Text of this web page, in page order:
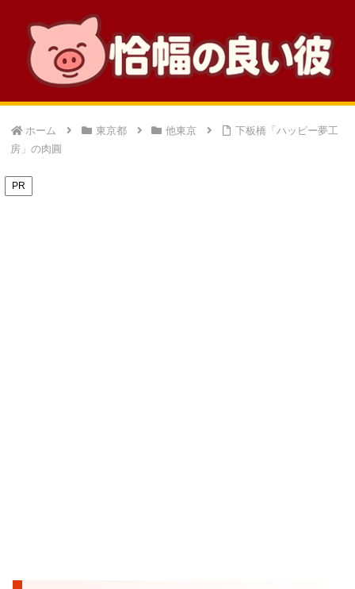
ホーム 東京都 他東京
下板橋「ハッピー夢工
房」の肉圓
PR